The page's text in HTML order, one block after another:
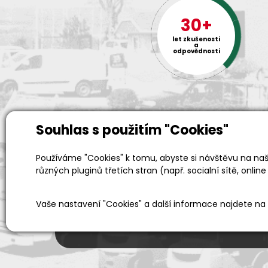
Souhlas s použitím "Cookies"
Používáme "Cookies" k tomu, abyste si návštěvu na
různých pluginů třetích stran (např. socialní sítě,
Vaše nastavení "Cookies" a další informace najdete
30+
let zkušenosti
a
odpovědnosti
Prodejní a výdejní sklad